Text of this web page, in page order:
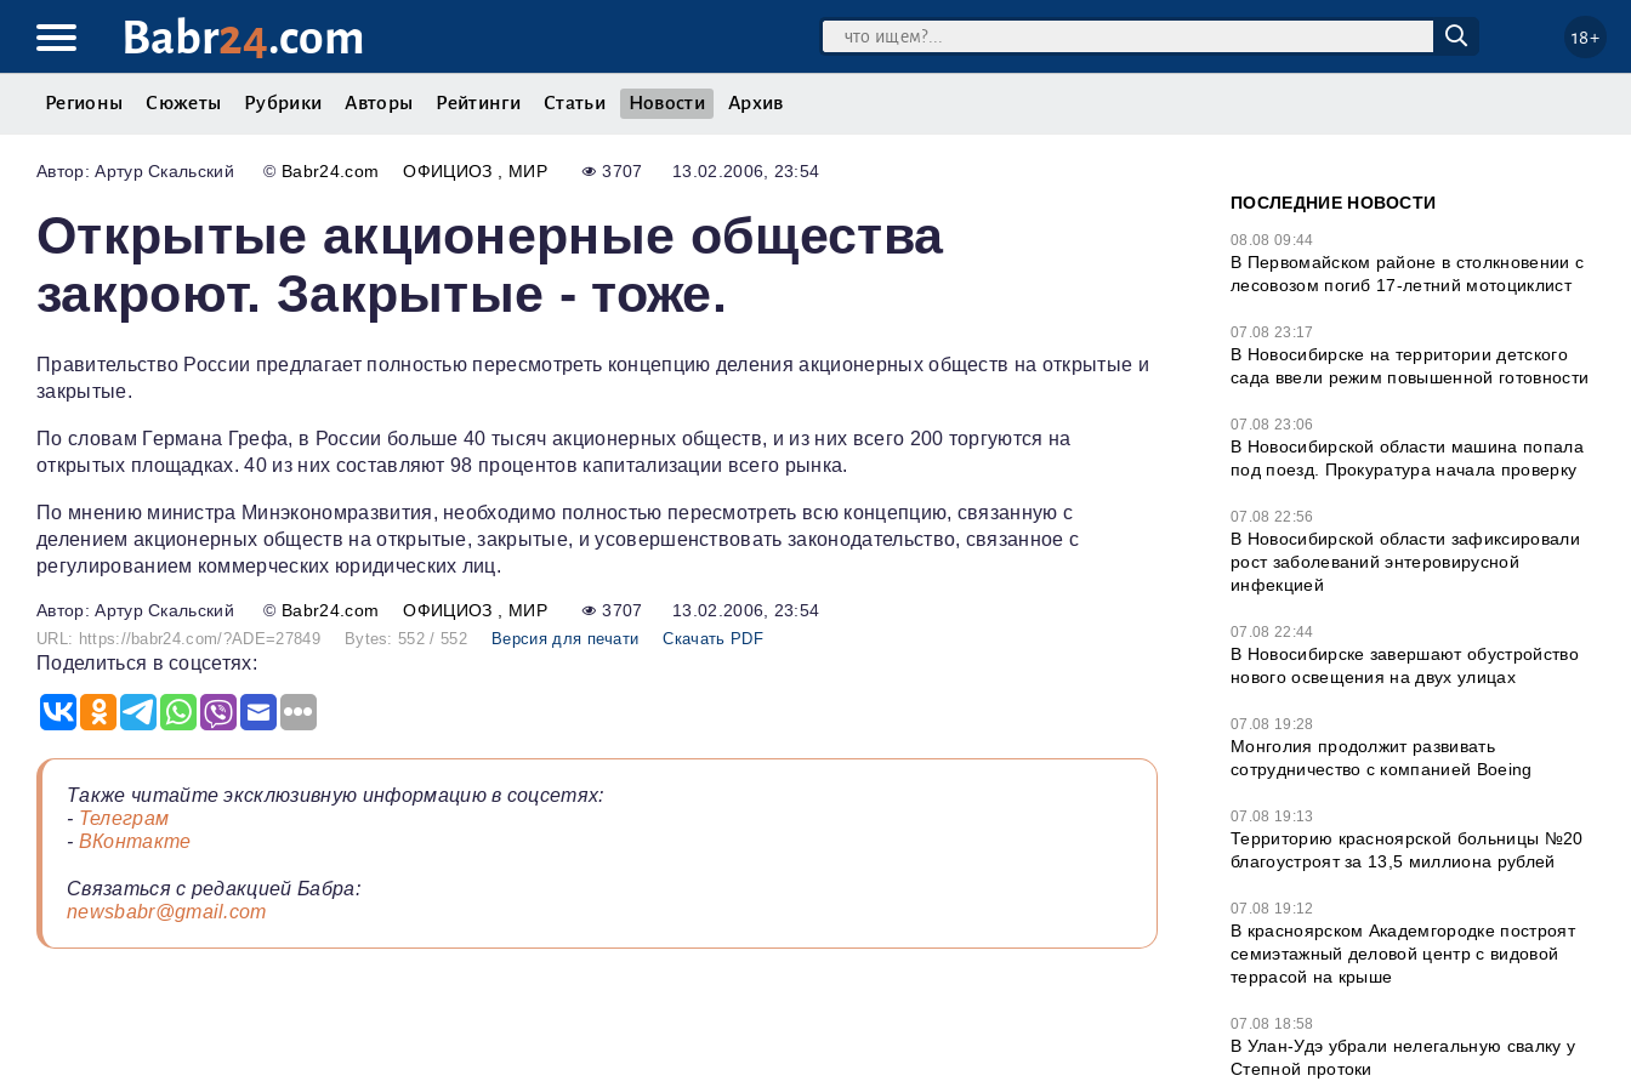
Babr24.com 18+
Регионы Сюжеты Рубрики Авторы Рейтинги Статьи Новости Архив
Артур Скальский © Babr24.com ОФИЦИОЗ МИР 3707 13.02.2006, 23:54
Открытые акционерные общества
закроют. Закрытые - тоже.
Правительство России предлагает полностью пересмотреть концепцию деления акционерных обществ на открытые и
закрытые.
По словам Германа Грефа, в России больше 40 тысяч акционерных обществ, и из них всего 200 торгуются на
открытых площадках. 40 из них составляют 98 процентов капитализации всего рынка.
По мнению министра Минэкономразвития, необходимо полностью пересмотреть всю концепцию, связанную с
делением акционерных обществ на открытые, закрытые, и усовершенствовать законодательство, связанное с
регулированием коммерческих юридических лиц.
Артур Скальский © Babr24.com ОФИЦИОЗ МИР 3707 13.02.2006, 23:54
URL: https://babr24.com/?ADE=27849 Bytes: 552 / 552 Версия для печати Скачать PDF
Поделиться в соцсетях:
Также читайте эксклюзивную информацию в соцсетях:
- Телеграм
- ВКонтакте
Связаться с редакцией Бабра:
newsbabr@gmail.com
ПОСЛЕДНИЕ НОВОСТИ
08.08 09:44
В Первомайском районе в столкновении с
лесовозом погиб 17-летний мотоциклист
07.08 23:17
В Новосибирске на территории детского
сада ввели режим повышенной готовности
07.08 23:06
В Новосибирской области машина попала
под поезд. Прокуратура начала проверку
07.08 22:56
В Новосибирской области зафиксировали
рост заболеваний энтеровирусной
инфекцией
07.08 22:44
В Новосибирске завершают обустройство
нового освещения на двух улицах
07.08 19:28
Монголия продолжит развивать
сотрудничество с компанией Boeing
07.08 19:13
Территорию красноярской больницы №20
благоустроят за 13,5 миллиона рублей
07.08 19:12
В красноярском Академгородке построят
семиэтажный деловой центр с видовой
террасой на крыше
07.08 18:58
В Улан-Удэ убрали нелегальную свалку у
Степной протоки